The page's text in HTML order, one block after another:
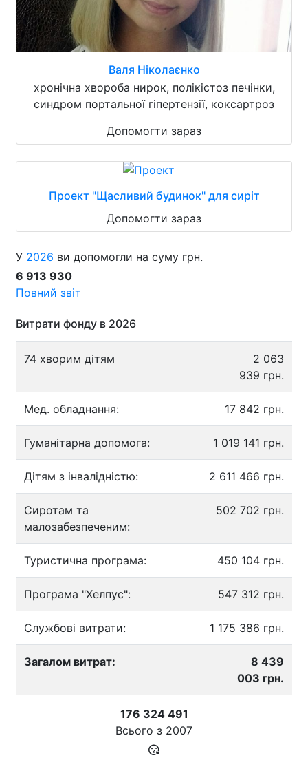
Валя Ніколаєнко
хронічна хвороба нирок, полікістоз печінки,
синдром портальної гіпертензії, коксартроз
Допомогти зараз
Проект "Щасливий будинок" для сиріт
Допомогти зараз
У 2026 ви допомогли на суму грн.
6 913 930
Повний звіт
Витрати фонду в 2026
74 хворим дітям
2 063
939 грн.
Мед. обладнання: 17 842 грн.
Гуманітарна допомога: 1 019 141 грн.
Дітям з інвалідністю: 2 611 466 грн.
Сиротам та
малозабезпеченим:
502 702 грн.
Туристична програма: 450 104 грн.
Програма "Хелпус": 547 312 грн.
Службові витрати: 1 175 386 грн.
Загалом витрат:
8 439
003 грн.
176 324 491
Всього з 2007